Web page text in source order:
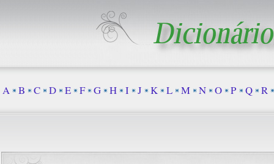
A B C D E F G H I J K L M N O P Q R